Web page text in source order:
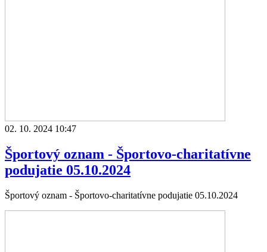
02. 10. 2024 10:47
Športový oznam - Športovo-charitatívne
podujatie 05.10.2024
Športový oznam - Športovo-charitatívne podujatie 05.10.2024